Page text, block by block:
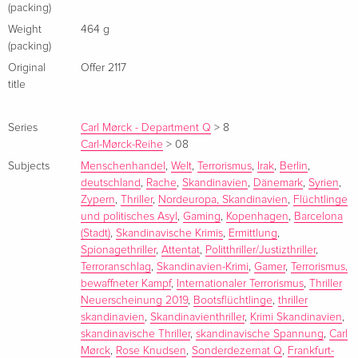
'Das Alphabethaus'
'Das Washington-Dekret'
'Takeover'
'Miese kleine Morde'
About the author
Jussi Adler-Olsen wurde am 2. August 1950 in Kopenhagen
geboren. Er studierte Medizin, Soziologie, Politische
Geschichte und Film. Bevor er 1995 mit dem Schreiben
begann, arbeitete er in verschiedensten Berufen: als
Redakteur für Magazine und Comics, als Koordinator der
dänischen Friedensbewegung, war Verlagschef im Bonnier-
Wochenblatt TV Guiden und Aufsichtsratsvorsitzender bei
verschiedenen Energiekonzernen. Sein Hobby: das
Renovieren alter Häuser.Mit seiner Thriller-Serie um Carl
Mørck und seinen Romanen ›Das Alphabethaus‹, ›Das
(packing)
Weight
(packing)
464 g
Original
title
Offer 2117
Series Carl Mørck - Department Q > 8
Carl-Mørck-Reihe > 08
Subjects
Menschenhandel , Welt, Terrorismus, Irak, Berlin,
deutschland, Rache, Skandinavien, Dänemark, Syrien,
Zypern, Thriller, Nordeuropa, Skandinavien, Flüchtlinge
und politisches Asyl , Gaming, Kopenhagen, Barcelona
(Stadt), Skandinavische Krimis, Ermittlung,
Spionagethriller, Attentat, Politthriller/Justizthriller,
Terroranschlag, Skandinavien-Krimi, Gamer, Terrorismus,
bewaffneter Kampf, Internationaler Terrorismus, Thriller
Neuerscheinung 2019, Bootsflüchtlinge, thriller
skandinavien, Skandinavienthriller, Krimi Skandinavien,
skandinavische Thriller, skandinavische Spannung, Carl
Mørck, Rose Knudsen, Sonderdezernat Q, Frankfurt-